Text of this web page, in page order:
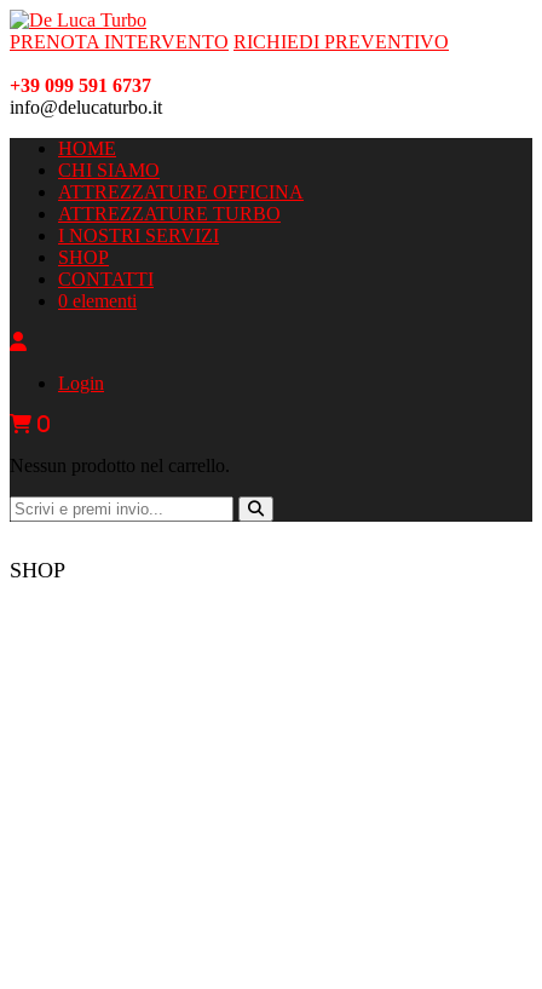
PRENOTA INTERVENTO RICHIEDI PREVENTIVO
+39 099 591 6737
info@delucaturbo.it
HOME
CHI SIAMO
ATTREZZATURE OFFICINA
ATTREZZATURE TURBO
I NOSTRI SERVIZI
SHOP
CONTATTI
0 elementi
Login
0
Nessun prodotto nel carrello.
SHOP